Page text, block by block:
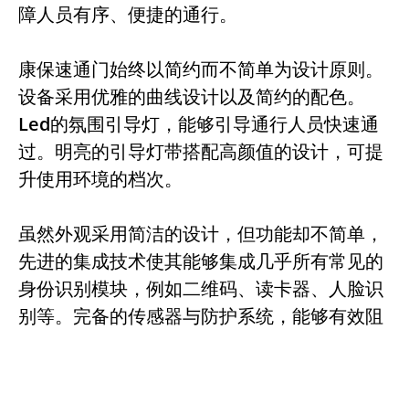
障人员有序、便捷的通行。
康保速通门始终以简约而不简单为设计原则。
设备采用优雅的曲线设计以及简约的配色。
Led的氛围引导灯，能够引导通行人员快速通
过。明亮的引导灯带搭配高颜值的设计，可提
升使用环境的档次。
虽然外观采用简洁的设计，但功能却不简单，
先进的集成技术使其能够集成几乎所有常见的
身份识别模块，例如二维码、读卡器、人脸识
别等。完备的传感器与防护系统，能够有效阻